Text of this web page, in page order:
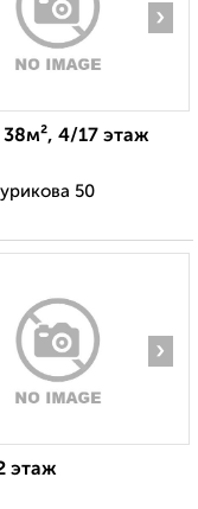
›
4/17 этаж
50
›
этаж